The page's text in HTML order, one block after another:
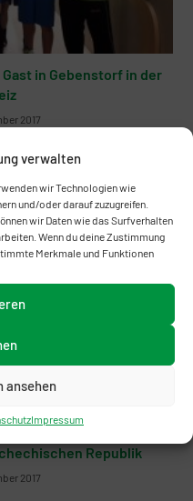
verwalten
wir Technologien wie
und/oder darauf zuzugreifen.
wir Daten wie das Surfverhalten
Wenn du deine Zustimmung
Merkmale und Funktionen
ansehen
Impressum
in Gebenstorf in der
2017
Republik
2017